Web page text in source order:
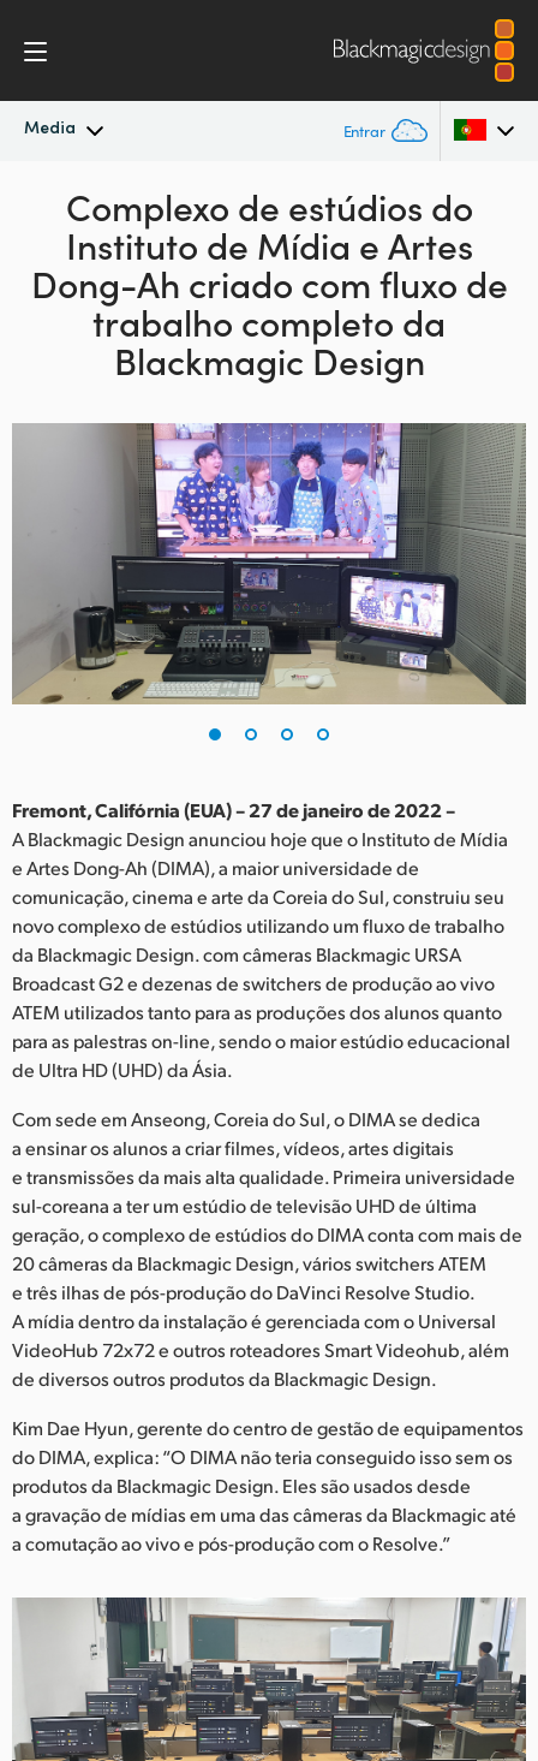
Media Entrar
Novidades
Arquivo
Imagens para Imprensa
Australia
Austria
Brazil
Denmark
Finland
France
Germany
Italy
Japan
Korea
Mexico
Malaysia
Netherlands
New Zealand
Norway
Poland
Portugal
Singapore
South Africa
Spain
Sweden
Chinese Taipei
Turkey
UAE
Ukraine
United Kingdom
Complexo de estúdios do
Instituto de Mídia e Artes
Dong-Ah criado comfluxo de
trabalho completo da
Blackmagic Design
Fremont, Califórnia (EUA) – 27 de janeiro de 2022 –
A Blackmagic Design anunciou hoje que o Instituto de Mídia
e Artes Dong-Ah (DIMA), a maior universidade de
comunicação, cinema e arte da Coreia do Sul, construiu seu
novo complexo de estúdios utilizando um fluxo de trabalho
da Blackmagic Design. com câmeras Blackmagic URSA
Broadcast G2 e dezenas de switchers de produção ao vivo
ATEM utilizados ​​tanto para as produções dos alunos quanto
para as palestras on-line, sendo o maior estúdio educacional
de Ultra HD (UHD) da Ásia.
Com sede em Anseong, Coreia do Sul, o DIMA se dedica
a ensinar os alunos a criar filmes, vídeos, artes digitais
e transmissões da mais alta qualidade. Primeira universidade
sul-coreana a ter um estúdio de televisão UHD de última
geração, o complexo de estúdios do DIMA conta com mais de
20 câmeras da Blackmagic Design, vários switchers ATEM
e três ilhas de pós-produção do DaVinci Resolve Studio.
A mídia dentro da instalação é gerenciada com o Universal
VideoHub 72x72 e outros roteadores Smart Videohub, além
de diversos outros produtos da Blackmagic Design.
Kim Dae Hyun, gerente do centro de gestão de equipamentos
do DIMA, explica: “O DIMA não teria conseguido isso sem os
produtos da Blackmagic Design. Eles são usados desde
a gravação de mídias em uma das câmeras da Blackmagic até
a comutação ao vivo e pós-produção com o Resolve.”